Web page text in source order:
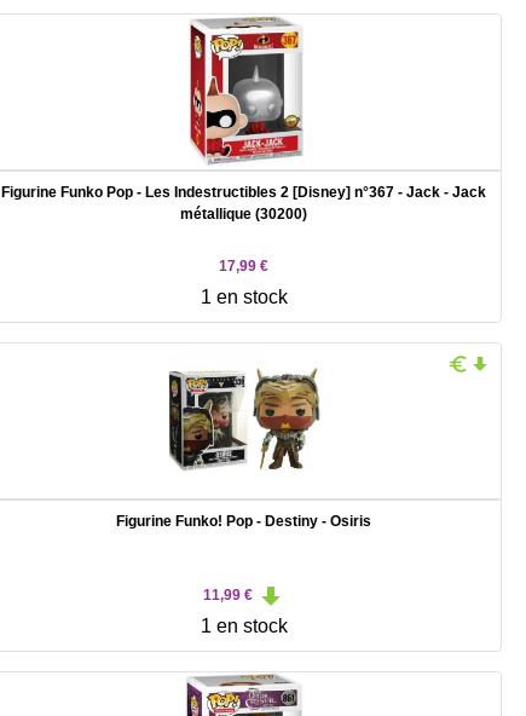
Figurine Funko Pop - Les Indestructibles 2 [Disney] n°367 - Jack - Jack
métallique (30200)
17,99 €
1 en stock
Figurine Funko! Pop - Destiny - Osiris
11,99 €
1 en stock